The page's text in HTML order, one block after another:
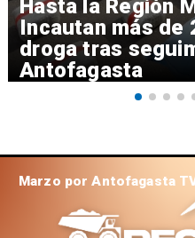
Hasta la Región
Incautan más de
droga tras
Antofagasta
Marzo por Antofagasta